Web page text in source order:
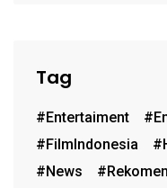
Tag
#entertaiment
#FilmIndonesia
#News